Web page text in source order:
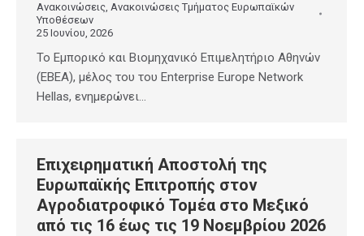
Ανακοινώσεις, Ανακοινώσεις Τμήματος Ευρωπαϊκών
Υποθέσεων
25 Ιουνίου, 2026
Το Εμπορικό και Βιομηχανικό Επιμελητήριο Αθηνών
(ΕΒΕΑ), μέλος του του Enterprise Europe Network
Hellas, ενημερώνει…
Επιχειρηματική Αποστολή της
Ευρωπαϊκής Επιτροπής στον
Αγροδιατροφικό Τομέα στο Μεξικό
από τις 16 έως τις 19 Νοεμβρίου 2026